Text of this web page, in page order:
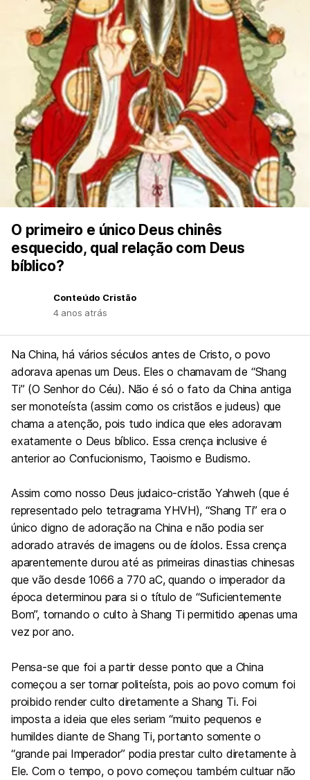
O primeiro e único Deus chinês
esquecido, qual relação com Deus
bíblico?
Conteúdo Cristão
4 anos atrás
Na China, há vários séculos antes de Cristo, o povo
adorava apenas um Deus. Eles o chamavam de “Shang
Ti” (O Senhor do Céu). Não é só o fato da China antiga
ser monoteísta (assim como os cristãos e judeus) que
chama a atenção, pois tudo indica que eles adoravam
exatamente o Deus bíblico. Essa crença inclusive é
anterior ao Confucionismo, Taoismo e Budismo.
Assim como nosso Deus judaico-cristão Yahweh (que é
representado pelo tetragrama YHVH), “Shang Ti” era o
único digno de adoração na China e não podia ser
adorado através de imagens ou de ídolos. Essa crença
aparentemente durou até as primeiras dinastias chinesas
que vão desde 1066 a 770 aC, quando o imperador da
época determinou para si o título de “Suficientemente
Bom”, tornando o culto à Shang Ti permitido apenas uma
vez por ano.
Pensa-se que foi a partir desse ponto que a China
começou a ser tornar politeísta, pois ao povo comum foi
proibido render culto diretamente a Shang Ti. Foi
imposta a ideia que eles seriam “muito pequenos e
humildes diante de Shang Ti, portanto somente o
“grande pai Imperador” podia prestar culto diretamente à
Ele. Com o tempo, o povo começou também cultuar não